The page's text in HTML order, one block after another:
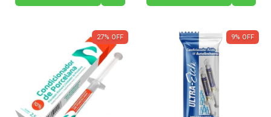
27% OFF 9% OFF